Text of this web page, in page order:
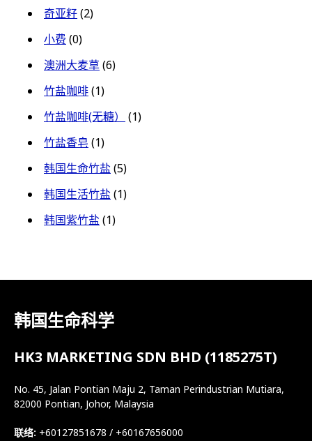
奇亚籽(2)
小费 (0)
澳洲大麦草(6)
竹盐咖啡(1)
竹盐咖啡(无糖）
(1)
竹盐香皂 (1)
韩国生命竹盐(5)
韩国生活竹盐(1)
韩国紫竹盐(1)
韩国生命科学
HK3 MARKETING SDN BHD (1185275T)
No. 45, Jalan Pontian Maju 2, Taman Perindustrian Mutiara,
82000 Pontian, Johor, Malaysia
联络: +60127851678 / +60167656000